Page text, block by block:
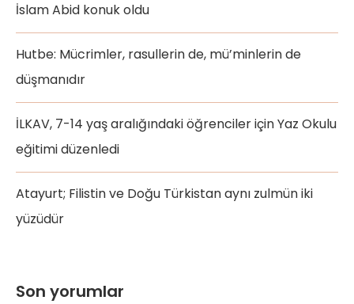
İslam Abid konuk oldu
Hutbe: Mücrimler, rasullerin de, mü’minlerin de
düşmanıdır
İLKAV, 7-14 yaş aralığındaki öğrenciler için Yaz Okulu
eğitimi düzenledi
Atayurt; Filistin ve Doğu Türkistan aynı zulmün iki
yüzüdür
Son yorumlar